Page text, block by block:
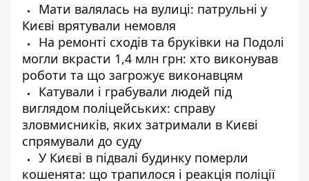
Мати валялась на вулиці: патрульні у
Києві врятували немовля
На ремонті сходів та бруківки на Подолі
могли вкрасти 1,4 млн грн: хто виконував
роботи та що загрожує виконавцям
Катували і грабували людей під
виглядом поліцейських: справу
зловмисників, яких затримали в Києві
спрямували до суду
У Києві в підвалі будинку померли
кошенята: що трапилося і реакція поліції